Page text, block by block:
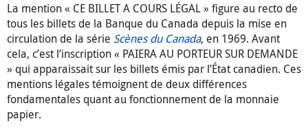
La mention « CE BILLET A COURS LÉGAL » figure au recto de
tous les billets de la Banque du Canada depuis la mise en
circulation de la série Scènes du Canada, en 1969. Avant
cela, c’est l’inscription « PAIERA AU PORTEUR SUR DEMANDE
» qui apparaissait sur les billets émis par l’État canadien. Ces
mentions légales témoignent de deux différences
fondamentales quant au fonctionnement de la monnaie
papier.